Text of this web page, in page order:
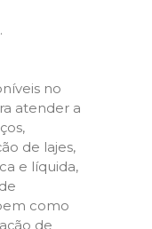
no
atender a
de lajes,
e líquida,
como
de